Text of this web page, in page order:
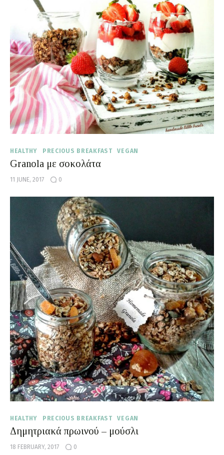
HEALTHY PRECIOUS BREAKFAST VEGAN
Granola με σοκολάτα
11 JUNE, 2017 0
HEALTHY PRECIOUS BREAKFAST VEGAN
Δημητριακά πρωινού – μούσλι
18 FEBRUARY, 2017 0